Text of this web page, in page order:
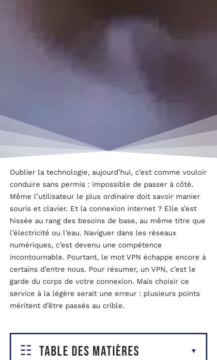
Oublier la technologie, aujourd’hui, c’est comme vouloir
conduire sans permis : impossible de passer à côté.
Même l’utilisateur le plus ordinaire doit savoir manier
souris et clavier. Et la connexion internet ? Elle s’est
hissée au rang des besoins de base, au même titre que
l’électricité ou l’eau. Naviguer dans les réseaux
numériques, c’est devenu une compétence
incontournable. Pourtant, le mot VPN échappe encore à
certains d’entre nous. Pour résumer, un VPN, c’est le
garde du corps de votre connexion. Mais choisir ce
service à la légère serait une erreur : plusieurs points
méritent d’être passés au crible.
Table des matières